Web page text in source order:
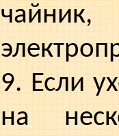
9. Если
на